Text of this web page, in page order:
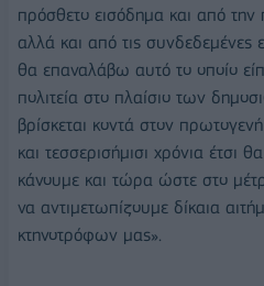
πρόσθετο εισόδημα και από
αλλά και από τις συνδεδεμένες
θα επαναλάβω αυτό το οποίο
πολιτεία στο πλαίσιο των
βρίσκεται κοντά στον
και τεσσερισήμισι χρόνια έτσι
κάνουμε και τώρα ώστε στο
να αντιμετωπίζουμε δίκαια
κτηνοτρόφων μας».